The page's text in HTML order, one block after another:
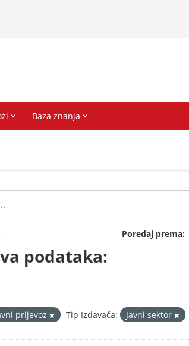
Poredaj prema
podataka:
prijevoz Tip Izdavača: Javni sektor